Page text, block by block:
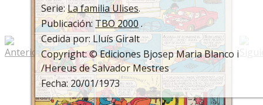
Serie: La familia Ulises.
Publicación:TBO 2000.
Cedida por: Lluís Giralt
Copyright: © Ediciones Bjosep Maria Blanco i
/Hereus de Salvador Mestres
Fecha: 20/01/1973